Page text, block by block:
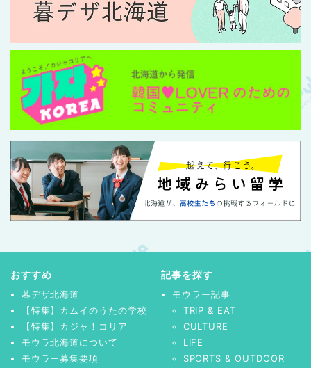
おすすめ
暮デザ北海道
【特集】カムイのうたの学校
【特集】カジャ！コリア
モウラ北海道について
モウラー募集要項
記事を探す
モウラー記事
TRIP & EAT
CULTURE
LIFE
SPORTS & OUTDOOR